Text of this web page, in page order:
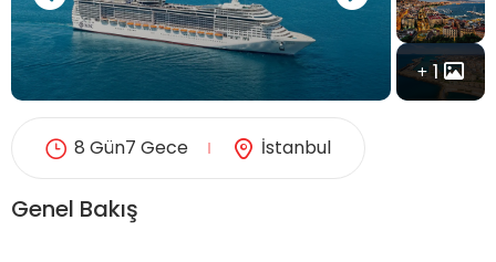
1
8 Gün7 Gece İstanbul
Genel Bakış